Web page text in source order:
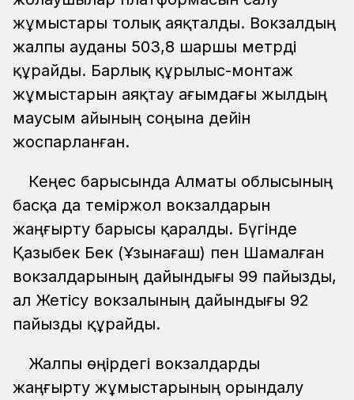
жұмыстары толық аяқталды. Вокзалдың
жалпы ауданы 503,8 шаршы метрді
құрайды. Барлық құрылыс-монтаж
жұмыстарын аяқтау ағымдағы жылдың
маусым айының соңына дейін
жоспарланған.
Кеңес барысында Алматы облысының
басқа да теміржол вокзалдарын
жаңғырту барысы қаралды. Бүгінде
Қазыбек Бек (Ұзынағаш) пен Шамалған
вокзалдарының дайындығы 99 пайызды,
ал Жетісу вокзалының дайындығы 92
пайызды құрайды.
Жалпы өңірдегі вокзалдарды
жаңғырту жұмыстарының орындалу